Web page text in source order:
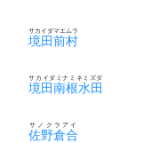
境田前村
サカイダマエムラ
境田南根水田
サカイダミナミネミズダ
佐野倉合
サノクラアイ